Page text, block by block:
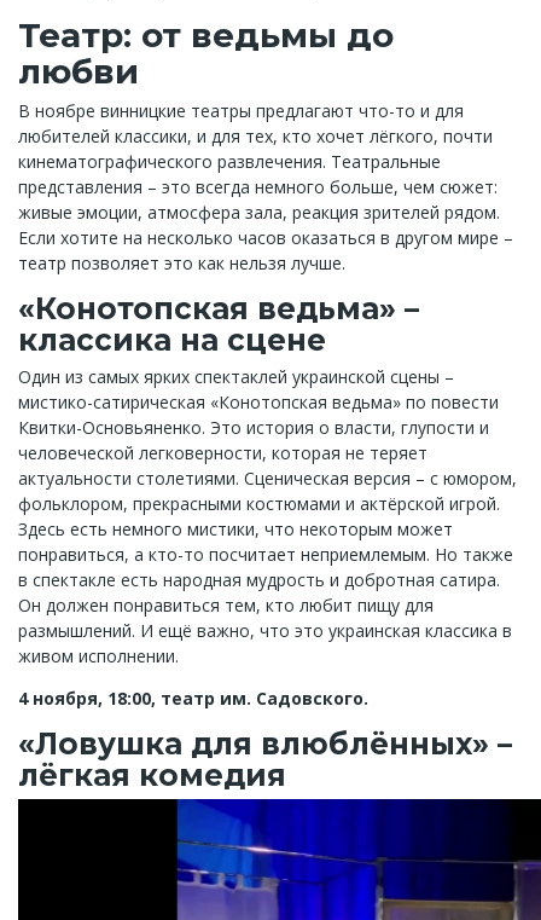
Театр: от ведьмы до
любви
В ноябре винницкие театры предлагают что-то и для
любителей классики, и для тех, кто хочет лёгкого, почти
кинематографического развлечения. Театральные
представления – это всегда немного больше, чем сюжет:
живые эмоции, атмосфера зала, реакция зрителей рядом.
Если хотите на несколько часов оказаться в другом мире –
театр позволяет это как нельзя лучше.
«Конотопская ведьма» –
классика на сцене
Один из самых ярких спектаклей украинской сцены –
мистико-сатирическая «Конотопская ведьма» по повести
Квитки-Основьяненко. Это история о власти, глупости и
человеческой легковерности, которая не теряет
актуальности столетиями. Сценическая версия – с юмором,
фольклором, прекрасными костюмами и актёрской игрой.
Здесь есть немного мистики, что некоторым может
понравиться, а кто-то посчитает неприемлемым. Но также
в спектакле есть народная мудрость и добротная сатира.
Он должен понравиться тем, кто любит пищу для
размышлений. И ещё важно, что это украинская классика в
живом исполнении.
4 ноября, 18:00, театр им. Садовского.
«Ловушка для влюблённых» –
лёгкая комедия